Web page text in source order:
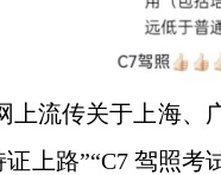
上流传关于上海、
证上路”“C7 驾照